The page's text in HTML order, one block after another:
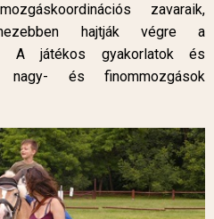
zavaraik,
hajtják végre a
A játékos gyakorlatok és
és finommozgások